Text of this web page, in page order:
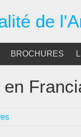
de
BROCHURES